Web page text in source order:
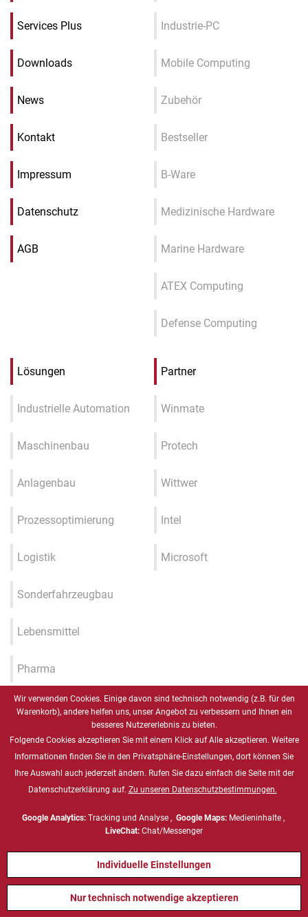
Services Plus
Downloads
News
Kontakt
Impressum
Datenschutz
AGB
Industrie-PC
Mobile Computing
Zubehör
Bestseller
B-Ware
Medizinische Hardware
Marine Hardware
ATEX Computing
Defense Computing
Lösungen
Industrielle Automation
Maschinenbau
Anlagenbau
Prozessoptimierung
Logistik
Sonderfahrzeugbau
Lebensmittel
Pharma
Industrie 4.0 / IIOT / Smart
Factory
Gesundheitswesen
Marine
Energie & Chemie, ATEX
Partner
Winmate
Protech
Wittwer
Intel
Microsoft
Wir verwenden Cookies. Einige davon sind technisch notwendig (z.B. für den
Warenkorb), andere helfen uns, unser Angebot zu verbessern und Ihnen ein
besseres Nutzererlebnis zu bieten.
Folgende Cookies akzeptieren Sie mit einem Klick auf Alle akzeptieren. Weitere
Informationen finden Sie in den Privatsphäre-Einstellungen, dort können Sie
Ihre Auswahl auch jederzeit ändern. Rufen Sie dazu einfach die Seite mit der
Datenschutzerklärung auf. Zu unseren Datenschutzbestimmungen.
Google Analytics:Tracking und Analyse , Google Maps:Medieninhalte ,
LiveChat: Chat/Messenger
Individuelle Einstellungen
Nur technisch notwendige akzeptieren